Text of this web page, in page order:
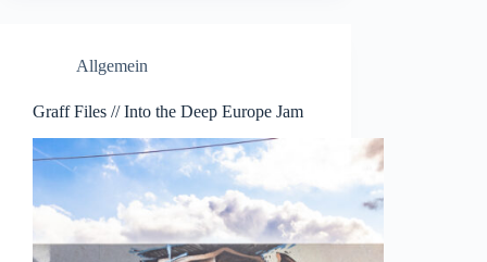
Allgemein
Graff Files // Into the Deep Europe Jam